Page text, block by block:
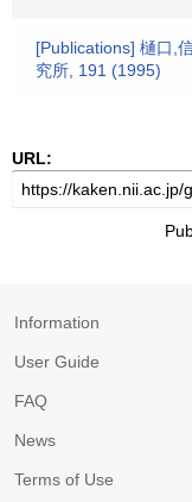
[Publications] 樋口,
究所, 191 (1995)
URL:
Information
User Guide
FAQ
News
Terms of Use